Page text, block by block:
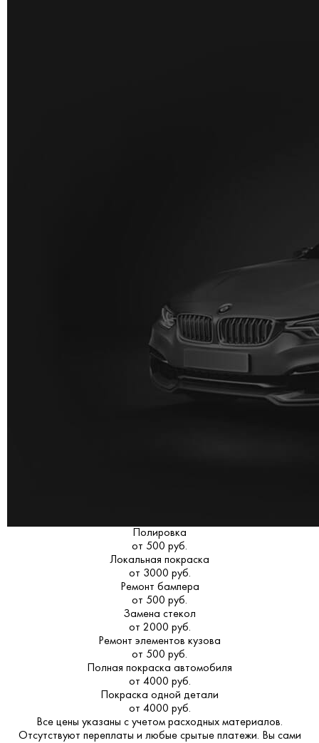
Полировка
от 500 руб.
Локальная покраска
от 3000 руб.
Ремонт бампера
от 500 руб.
Замена стекол
от 2000 руб.
Ремонт элементов кузова
от 500 руб.
Полная покраска автомобиля
от 4000 руб.
Покраска одной детали
от 4000 руб.
Все цены указаны с учетом расходных материалов.
Отсутствуют переплаты и любые срытые платежи. Вы сами